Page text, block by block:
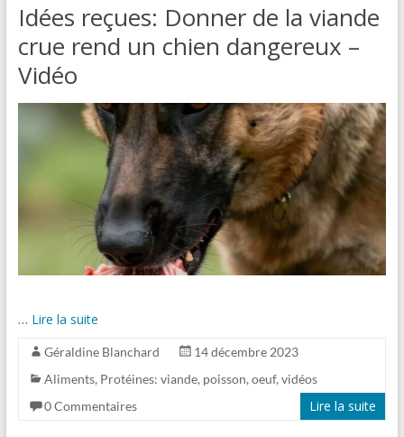
Idées reçues: Donner de la viande
crue rend un chien dangereux –
Vidéo
… Lire la suite
Géraldine Blanchard
14 décembre 2023
Aliments, Protéines: viande, poisson, oeuf, vidéos
0 Commentaires
Lire la suite